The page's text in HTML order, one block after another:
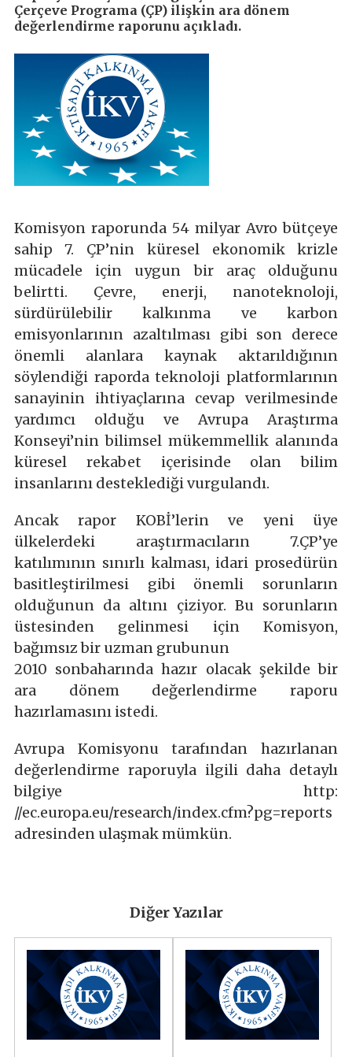
Çerçeve Programa (ÇP) ilişkin ara dönem
değerlendirme raporunu açıkladı.
Komisyon raporunda 54 milyar Avro bütçeye
sahip 7. ÇP’nin küresel ekonomik krizle
mücadele için uygun bir araç olduğunu
belirtti. Çevre, enerji, nanoteknoloji,
sürdürülebilir kalkınma ve karbon
emisyonlarının azaltılması gibi son derece
önemli alanlara kaynak aktarıldığının
söylendiği raporda teknoloji platformlarının
sanayinin ihtiyaçlarına cevap verilmesinde
yardımcı olduğu ve Avrupa Araştırma
Konseyi’nin bilimsel mükemmellik alanında
küresel rekabet içerisinde olan bilim
insanlarını desteklediği vurgulandı.
Ancak rapor KOBİ’lerin ve yeni üye
ülkelerdeki araştırmacıların 7.ÇP’ye
katılımının sınırlı kalması, idari prosedürün
basitleştirilmesi gibi önemli sorunların
olduğunun da altını çiziyor. Bu sorunların
üstesinden gelinmesi için Komisyon,
bağımsız bir uzman grubunun
2010 sonbaharında hazır olacak şekilde bir
ara dönem değerlendirme raporu
hazırlamasını istedi.
Avrupa Komisyonu tarafından hazırlanan
değerlendirme raporuyla ilgili daha detaylı
bilgiye http:
//ec.europa.eu/research/index.cfm?pg=reports
adresinden ulaşmak mümkün.
Diğer Yazılar